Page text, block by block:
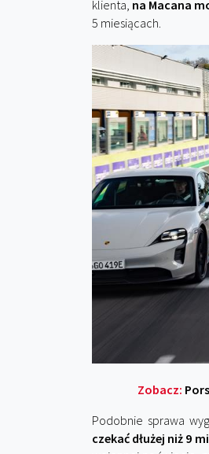
klienta, na Macana
5 miesiącach.
Zobacz:
Podobnie sprawa
czekać dłużej niż 9